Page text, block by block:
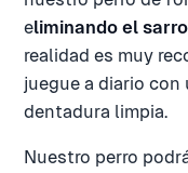
eliminando el
realidad es muy
juegue a diario con
dentadura limpia.
Nuestro perro